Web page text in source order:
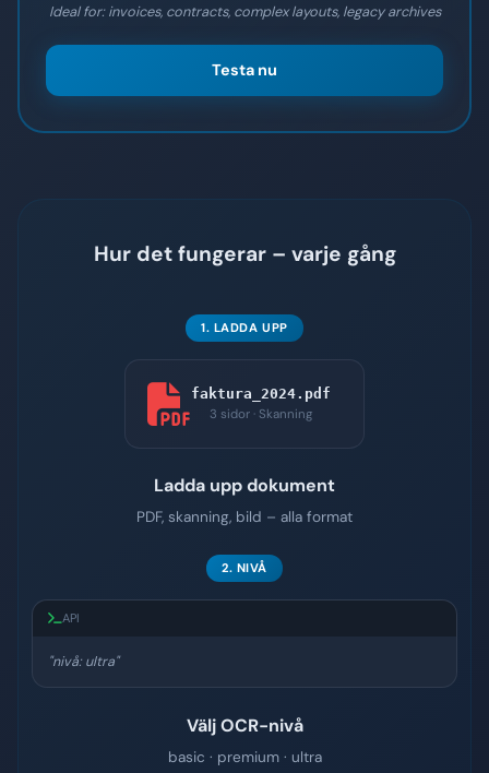
Ideal for: invoices, contracts, complex layouts, legacy archives
Testa nu
Hur det fungerar – varje gång
1. LADDA UPP
faktura_2024.pdf
3 sidor · Skanning
Ladda upp dokument
PDF, skanning, bild – alla format
2. NIVÅ
API
"nivå: ultra"
Välj OCR-nivå
basic · premium · ultra